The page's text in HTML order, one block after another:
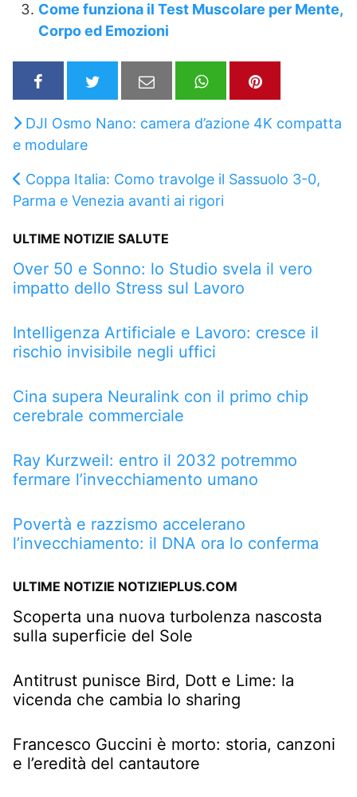
Come funziona il Test Muscolare per Mente,
Corpo ed Emozioni
DJI Osmo Nano: camera d’azione 4K compatta
e modulare
Coppa Italia: Como travolge il Sassuolo 3-0,
Parma e Venezia avanti ai rigori
ULTIME NOTIZIE SALUTE
Over 50 e Sonno: lo Studio svela il vero
impatto dello Stress sul Lavoro
Intelligenza Artificiale e Lavoro: cresce il
rischio invisibile negli uffici
Cina supera Neuralink con il primo chip
cerebrale commerciale
Ray Kurzweil: entro il 2032 potremmo
fermare l’invecchiamento umano
Povertà e razzismo accelerano
l’invecchiamento: il DNA ora lo conferma
ULTIME NOTIZIE NOTIZIEPLUS.COM
Scoperta una nuova turbolenza nascosta
sulla superficie del Sole
Antitrust punisce Bird, Dott e Lime: la
vicenda che cambia lo sharing
Francesco Guccini è morto: storia, canzoni
e l’eredità del cantautore